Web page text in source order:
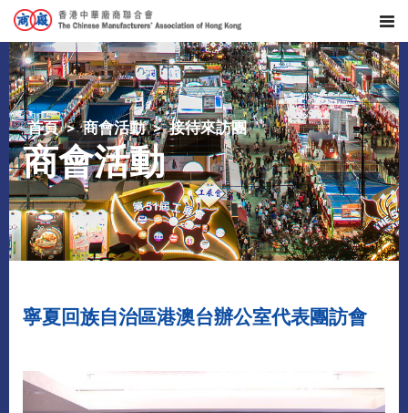
首頁 商會活動 接待來訪團
商會活動
寧夏回族自治區港澳台辦公室代表團訪會